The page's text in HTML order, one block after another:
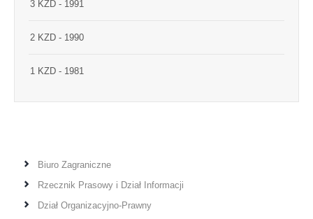
3 KZD - 1991
2 KZD - 1990
1 KZD - 1981
Biuro Zagraniczne
Rzecznik Prasowy i Dział Informacji
Dział Organizacyjno-Prawny